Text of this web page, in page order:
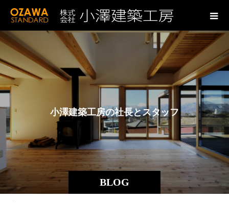
BLOG
建築工房の社長とスタッフの ブ ログ